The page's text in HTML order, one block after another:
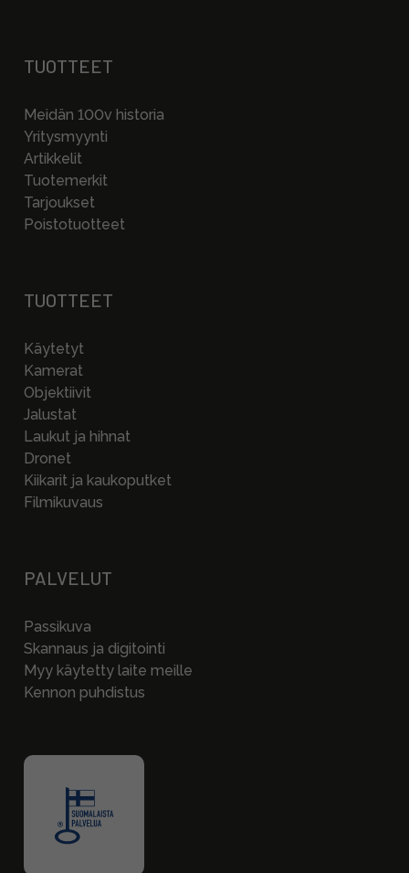
TUOTTEET
Meidän 100v historia
Yritysmyynti
Artikkelit
Tuotemerkit
Tarjoukset
Poistotuotteet
TUOTTEET
Käytetyt
Kamerat
Objektiivit
Jalustat
Laukut ja hihnat
Dronet
Kiikarit ja kaukoputket
Filmikuvaus
PALVELUT
Passikuva
Skannaus ja digitointi
Myy käytetty laite meille
Kennon puhdistus